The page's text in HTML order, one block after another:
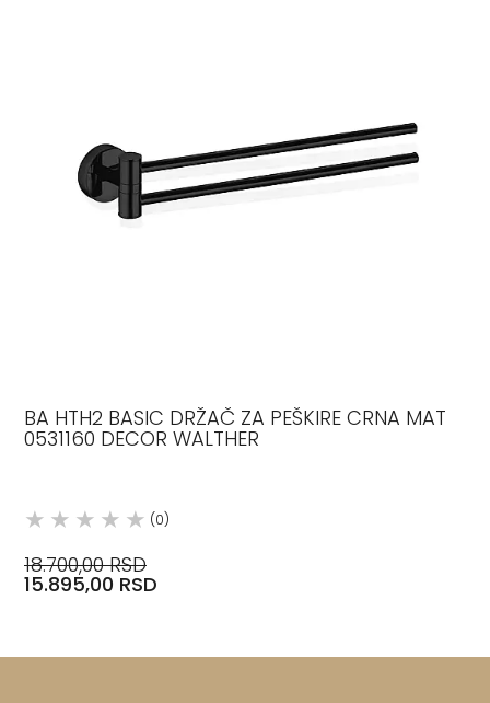
BA HTH2 BASIC DRŽAČ ZA PEŠKIRE CRNA MAT
0531160 DECOR WALTHER
(0)
18.700,00 RSD
15.895,00 RSD